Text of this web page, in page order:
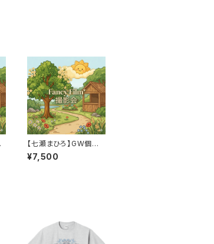
【七瀬まひろ】GW個別
撮影会※先着順
¥7,500